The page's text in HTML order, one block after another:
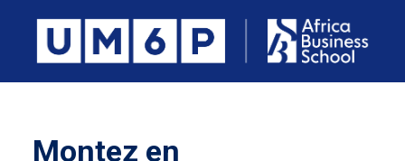
Montez en